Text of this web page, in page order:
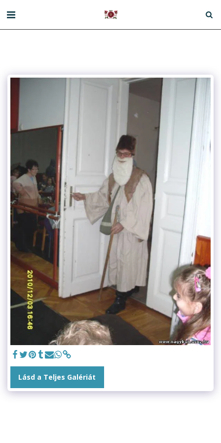
Lásd a Teljes Galériát